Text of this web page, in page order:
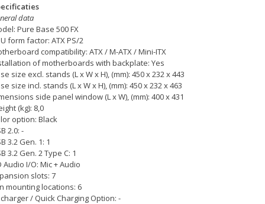
data
Pure Base 500 FX
form factor: ATX PS/2
compatibility: ATX / M-ATX / Mini-ITX
of motherboards with backplate: Yes
size excl. stands (L x W x H), (mm): 450 x 232 x 443
size incl. stands (L x W x H), (mm): 450 x 232 x 463
side panel window (L x W), (mm): 400 x 431
(kg): 8,0
option: Black
2.0: -
3.2 Gen. 1: 1
3.2 Gen. 2 Type C: 1
Audio I/O: Mic + Audio
slots: 7
mounting locations: 6
/ Quick Charging Option: -